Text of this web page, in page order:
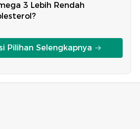
3 Lebih Rendah
Pilihan Selengkapnya